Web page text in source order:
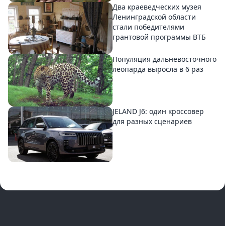
Два краеведческих музея
Ленинградской области
стали победителями
грантовой программы ВТБ
Популяция дальневосточного
леопарда выросла в 6 раз
JELAND J6: один кроссовер
для разных сценариев